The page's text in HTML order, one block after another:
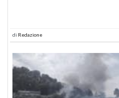
di Redazione